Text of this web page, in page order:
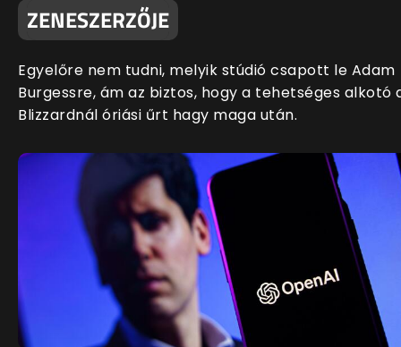
ZENESZERZŐJE
Egyelőre nem tudni, melyik stúdió csapott le Adam
Burgessre, ám az biztos, hogy a tehetséges alkotó
Blizzardnál óriási űrt hagy maga után.